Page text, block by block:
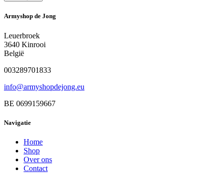
Armyshop de Jong
Leuerbroek
3640 Kinrooi
België
003289701833
info@armyshopdejong.eu
BE 0699159667
Navigatie
Home
Shop
Over ons
Contact